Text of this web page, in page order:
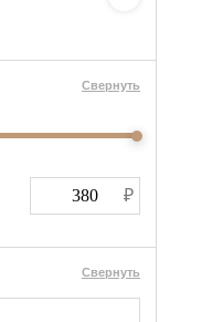
Cвернуть
Cвернуть